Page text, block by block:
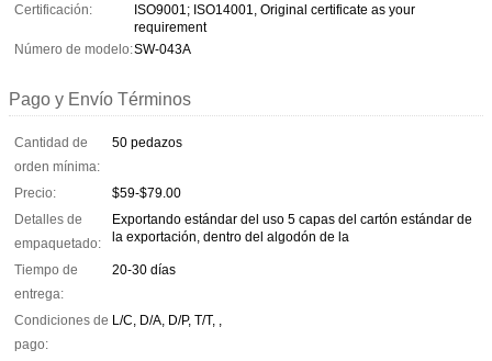
Certificación:
ISO9001; ISO14001, Original certificate as your
requirement
Número de modelo:SW-043A
Pago y Envío Términos
Cantidad de
orden mínima:
50 pedazos
Precio:
$59-$79.00
Detalles de
empaquetado:
Exportando estándar del uso 5 capas del cartón estándar de
la exportación, dentro del algodón de la
Tiempo de
entrega:
20-30 días
Condiciones de
pago:
L/C, D/A, D/P, T/T, ,